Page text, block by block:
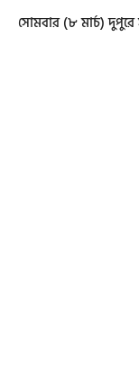
সোমবার (৮ মার্চ)